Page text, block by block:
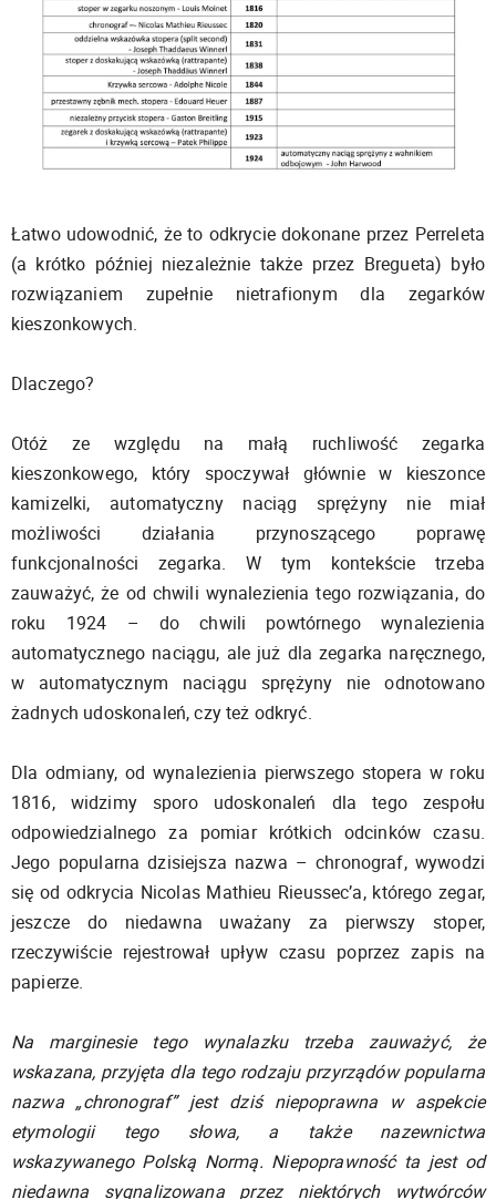
Łatwo udowodnić, że to odkrycie dokonane przez Perreleta
(a krótko później niezależnie także przez Bregueta) było
rozwiązaniem zupełnie nietrafionym dla zegarków
kieszonkowych.
Dlaczego?
Otóż ze względu na małą ruchliwość zegarka
kieszonkowego, który spoczywał głównie w kieszonce
kamizelki, automatyczny naciąg sprężyny nie miał
możliwości działania przynoszącego poprawę
funkcjonalności zegarka. W tym kontekście trzeba
zauważyć, że od chwili wynalezienia tego rozwiązania, do
roku 1924 – do chwili powtórnego wynalezienia
automatycznego naciągu, ale już dla zegarka naręcznego,
w automatycznym naciągu sprężyny nie odnotowano
żadnych udoskonaleń, czy też odkryć.
Dla odmiany, od wynalezienia pierwszego stopera w roku
1816, widzimy sporo udoskonaleń dla tego zespołu
odpowiedzialnego za pomiar krótkich odcinków czasu.
Jego popularna dzisiejsza nazwa – chronograf, wywodzi
się od odkrycia Nicolas Mathieu Rieussec’a, którego zegar,
jeszcze do niedawna uważany za pierwszy stoper,
rzeczywiście rejestrował upływ czasu poprzez zapis na
papierze.
Na marginesie tego wynalazku trzeba zauważyć, że
wskazana, przyjęta dla tego rodzaju przyrządów popularna
nazwa „chronograf” jest dziś niepoprawna w aspekcie
etymologii tego słowa, a także nazewnictwa
wskazywanego Polską Normą. Niepoprawność ta jest od
niedawna sygnalizowana przez niektórych wytwórców